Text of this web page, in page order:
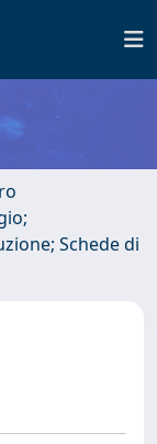
Schede di